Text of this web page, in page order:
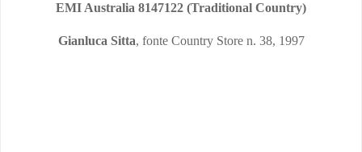
EMI Australia 8147122 (Traditional Country)
Gianluca Sitta, fonte Country Store n. 38, 1997